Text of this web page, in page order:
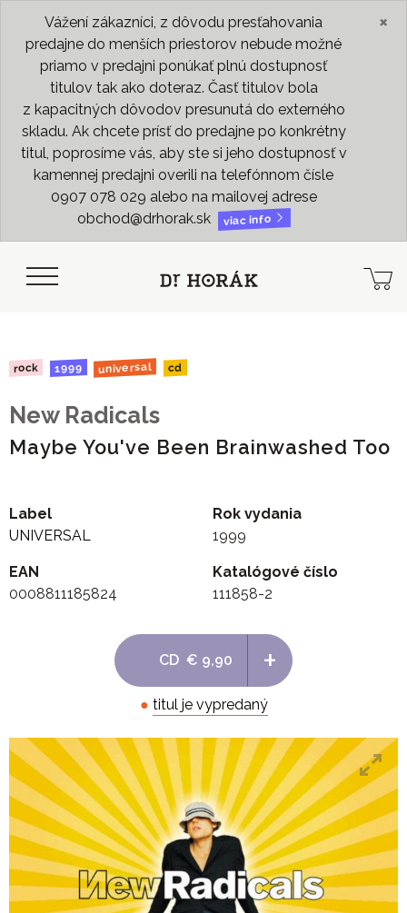
Vážení zákazníci, z dôvodu presťahovania
predajne do menších priestorov nebude možné
priamo v predajni ponúkať plnú dostupnosť
titulov tak ako doteraz. Časť titulov bola
z kapacitných dôvodov presunutá do externého
skladu. Ak chcete prísť do predajne po konkrétny
titul, poprosíme vás, aby ste si jeho dostupnosť v
kamennej predajni overili na telefónnom čísle
0907 078 029 alebo na mailovej adrese
obchod@drhorak.sk
viac info
×
rock 1999 universal cd
New Radicals
Maybe You've Been Brainwashed Too
Label
UNIVERSAL
Rok vydania
1999
EAN
0008811185824
Katalógové číslo
111858-2
CD € 9,90 +
● titul je vypredaný